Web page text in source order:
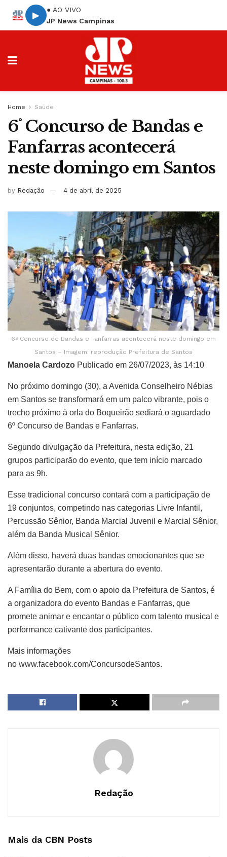
▶
● AO VIVO
JP News Campinas
Home Saúde
6˚ Concurso de Bandas e
Fanfarras acontecerá
neste domingo em Santos
by Redação 4 de abril de 2025
6ª Concurso de Bandas e Fanfarras acontecerá neste domingo em
Santos – Imagem: reprodução Prefeitura de Santos
Manoela Cardozo Publicado em 26/07/2023, às 14:10
No próximo domingo (30), a Avenida Conselheiro Nébias
em Santos se transformará em um palco vibrante, pois o
trecho próximo à orla do Boqueirão sediará o aguardado
6º Concurso de Bandas e Fanfarras.
Segundo divulgação da Prefeitura, nesta edição, 21
grupos participarão do evento, que tem início marcado
para as 9h.
Esse tradicional concurso contará com a participação de
19 conjuntos, competindo nas categorias Livre Infantil,
Percussão Sênior, Banda Marcial Juvenil e Marcial Sênior,
além da Banda Musical Sênior.
Além disso, haverá duas bandas emocionantes que se
apresentarão durante a abertura do evento.
A Família do Bem, com o apoio da Prefeitura de Santos, é
a organizadora do evento Bandas e Fanfarras, que
promete animar e encantar o público com talento musical e
performance cativante dos participantes.
Mais informações
no www.facebook.com/ConcursodeSantos.
Redação
Mais da CBN Posts